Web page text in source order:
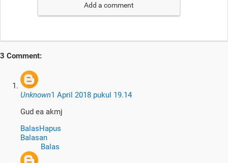
Add a comment
3 Comment:
Unknown1 April 2018 pukul 19.14
Gud ea akmj
BalasHapus
Balasan
Balas